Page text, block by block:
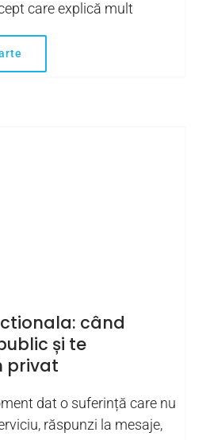
care explică mult
când
și te
privat
dat o suferință care nu
răspunzi la mesaje,